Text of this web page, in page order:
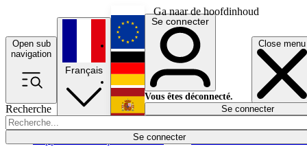
Ga naar de hoofdinhoud
Open sub
navigation
Close menu
Recherche
Se connecter
Économie
Français
English
Deutsch
Español
Se connecter
Vous êtes déconnecté.
Se connecter